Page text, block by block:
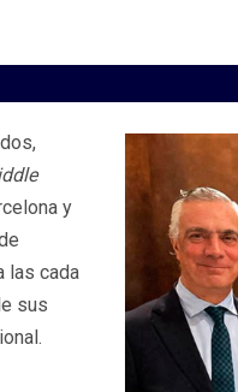
y
las cada
sus